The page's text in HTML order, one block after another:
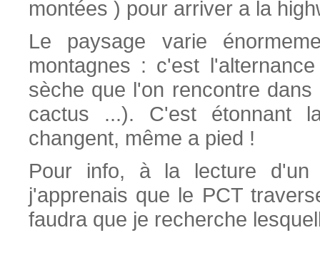
montées ) pour arriver a la
Le paysage varie
montagnes : c'est
sèche que l'on rencontre
cactus ...). C'est étonnant
changent, même a pied !
Pour info, à la lecture
j'apprenais que le PCT
faudra que je recherche